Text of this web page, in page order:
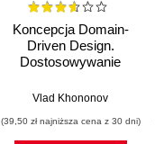
Koncepcja Domain-
Driven Design.
Dostosowywanie
do strategii
Vlad Khononov
(39,50 zł najniższa cena z 30 dni)